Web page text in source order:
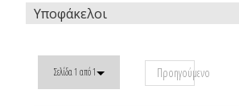
Υποφάκελοι
Σελίδα 1 από 1 Προηγούμενο